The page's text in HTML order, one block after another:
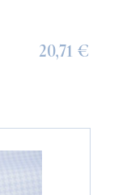
20,71 €